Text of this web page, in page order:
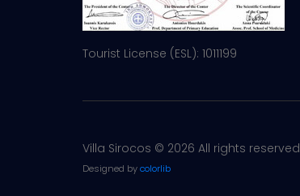
Tourist License (ESL): 1011199
Villa Sirocos © 2026 All rights reserved
Designed bycolorlib